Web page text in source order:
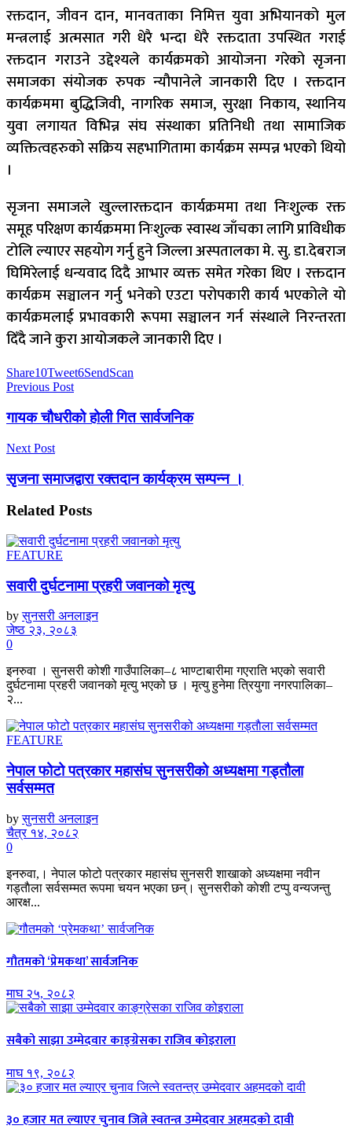
रक्तदान, जीवन दान, मानवताका निमित्त युवा अभियानको मुल
मन्त्रलाई अत्मसात गरी धेरै भन्दा धेरै रक्तदाता उपस्थित गराई
रक्तदान गराउने उद्देश्यले कार्यक्रमको आयोजना गरेको सृजना
समाजका संयोजक रुपक न्यौपानेले जानकारी दिए । रक्तदान
कार्यक्रममा बुद्धिजिवी, नागरिक समाज, सुरक्षा निकाय, स्थानिय
युवा लगायत विभिन्न संघ संस्थाका प्रतिनिधी तथा सामाजिक
व्यक्तित्वहरुको सक्रिय सहभागितामा कार्यक्रम सम्पन्न भएको थियो
।
सृजना समाजले खुल्लारक्तदान कार्यक्रममा तथा निःशुल्क रक्त
समूह परिक्षण कार्यक्रममा निःशुल्क स्वास्थ जाँचका लागि प्राविधीक
टोलि ल्याएर सहयोग गर्नु हुने जिल्ला अस्पतालका मे. सु. डा.देबराज
घिमिरेलाई धन्यवाद दिदै आभार व्यक्त समेत गरेका थिए । रक्तदान
कार्यक्रम सञ्चालन गर्नु भनेको एउटा परोपकारी कार्य भएकोले यो
कार्यक्रमलाई प्रभावकारी रूपमा सञ्चालन गर्न संस्थाले निरन्तरता
दिँदै जाने कुरा आयोजकले जानकारी दिए ।
Share10Tweet6SendScan
Previous Post
गायक चौधरीको होली गित सार्वजनिक
Next Post
सृजना समाजद्वारा रक्तदान कार्यक्रम सम्पन्न ।
Related Posts
FEATURE
सवारी दुर्घटनामा प्रहरी जवानको मृत्यु
by सुनसरी अनलाइन
जेष्ठ २३, २०८३
0
इनरुवा । सुनसरी कोशी गाउँपालिका–८ भाण्टाबारीमा गएराति भएको सवारी
दुर्घटनामा प्रहरी जवानको मृत्यु भएको छ । मृत्यु हुनेमा त्रियुगा नगरपालिका–
२...
FEATURE
नेपाल फोटो पत्रकार महासंघ सुनसरीको अध्यक्षमा गड्ताैला
सर्वसम्मत
by सुनसरी अनलाइन
चैत्र १४, २०८२
0
इनरुवा,। नेपाल फोटो पत्रकार महासंघ सुनसरी शाखाको अध्यक्षमा नवीन
गड्ताैला सर्वसम्मत रूपमा चयन भएका छन्। सुनसरीको काेशी टप्पु वन्यजन्तु
आरक्ष...
गौतमको ‘प्रेमकथा’ सार्वजनिक
माघ २५, २०८२
सबैको साझा उम्मेदवार काङ्ग्रेसका राजिव कोइराला
माघ १९, २०८२
३० हजार मत ल्याएर चुनाव जित्ने स्वतन्त्र उम्मेदवार अहमदको दावी